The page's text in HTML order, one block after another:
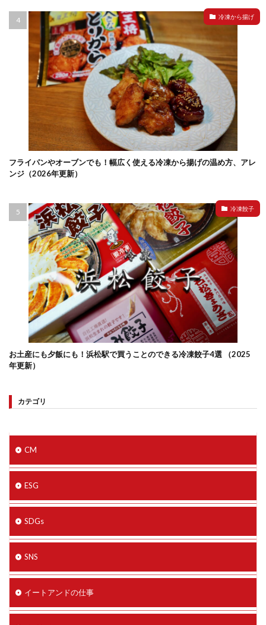
冷凍から揚げ
フライパンやオーブンでも！幅広く使える冷凍から揚げの温め方、アレ
ンジ（2026年更新）
冷凍餃子
お土産にも夕飯にも！浜松駅で買うことのできる冷凍餃子4選 （2025
年更新）
カテゴリ
CM
ESG
SDGs
SNS
イートアンドの仕事